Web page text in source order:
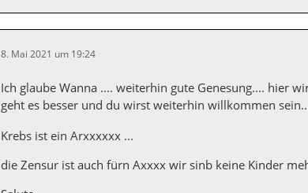
8. Mai 2021 um 19:24
Ich glaube Wanna .... weiterhin gute Genesung.... hier
geht es besser und du wirst weiterhin willkommen
Krebs ist ein Arxxxxxx ...
die Zensur ist auch fürn Axxxx wir sinb keine Kinder